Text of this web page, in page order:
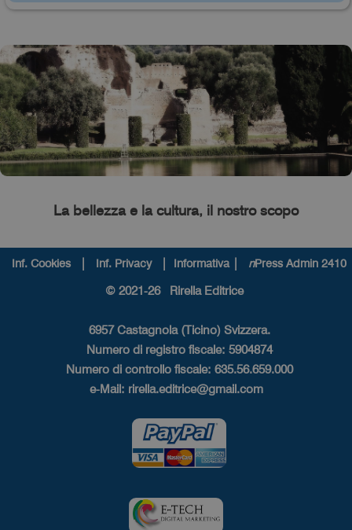
La bellezza e la cultura, il nostro scopo
Inf. Cookies | Inf. Privacy| Informativa | nPress Admin 2410
© 2021-26 Rirella Editrice
6957 Castagnola (Ticino) Svizzera.
Numero di registro fiscale: 5904874
Numero di controllo fiscale: 635.56.659.000
e-Mail: rirella.editrice@gmail.com